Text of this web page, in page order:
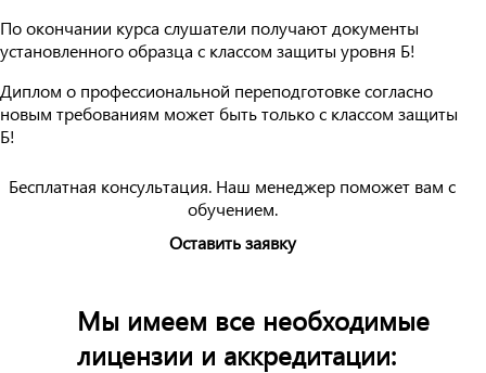
По окончании курса слушатели получают документы
установленного образца с классом защиты уровня Б!
Диплом о профессиональной переподготовке согласно
новым требованиям может быть только с классом защиты
Б!
Бесплатная консультация. Наш менеджер поможет вам с
обучением.
Оставить заявку
Мы имеем все необходимые
лицензии и аккредитации: